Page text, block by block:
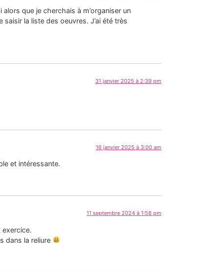
que je cherchais à m’organiser un
la liste des oeuvres. J’ai été très
31 janvier 2025 à 2:39 pm
16 janvier 2025 à 3:00 am
et intéressante.
11 septembre 2024 à 1:58 pm
exercice.
dans la reliure